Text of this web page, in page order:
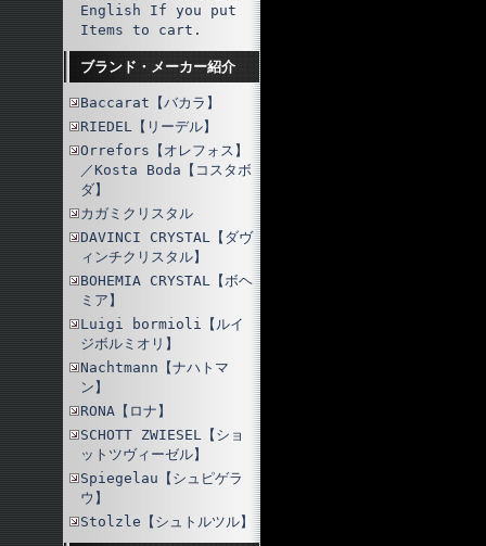
English If you put
Items to cart.
ブランド・メーカー紹介
Baccarat【バカラ】
RIEDEL【リーデル】
Orrefors【オレフォス】
／Kosta Boda【コスタボ
ダ】
カガミクリスタル
DAVINCI CRYSTAL【ダヴ
ィンチクリスタル】
BOHEMIA CRYSTAL【ボヘ
ミア】
Luigi bormioli【ルイ
ジボルミオリ】
Nachtmann【ナハトマ
ン】
RONA【ロナ】
SCHOTT ZWIESEL【ショ
ットツヴィーゼル】
Spiegelau【シュピゲラ
ウ】
Stolzle【シュトルツル】